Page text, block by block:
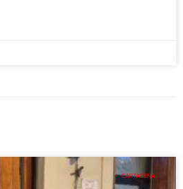
CARTAGENA